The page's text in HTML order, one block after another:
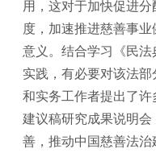
用，这对于加快促进
度，加速推进慈善事
意义。结合学习《民
实践，有必要对该法
和实务工作者提出了
建议稿研究成果说明
善，推动中国慈善法治